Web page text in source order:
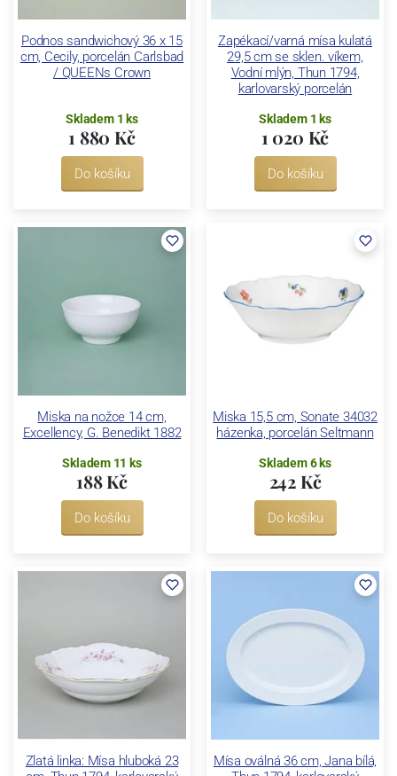
Podnos sandwichový 36 x 15
cm, Cecily, porcelán Carlsbad
/ QUEENs Crown
Skladem 1 ks
1 880 Kč
Do košíku
Zapékací/varná mísa kulatá
29,5 cm se sklen. víkem,
Vodní mlýn, Thun 1794,
karlovarský porcelán
Skladem 1 ks
1 020 Kč
Do košíku
Miska na nožce 14 cm,
Excellency, G. Benedikt 1882
Skladem 11 ks
188 Kč
Do košíku
Miska 15,5 cm, Sonate 34032
házenka, porcelán Seltmann
Skladem 6 ks
242 Kč
Do košíku
Zlatá linka: Mísa hluboká 23
Mísa oválná 36 cm, Jana bílá,